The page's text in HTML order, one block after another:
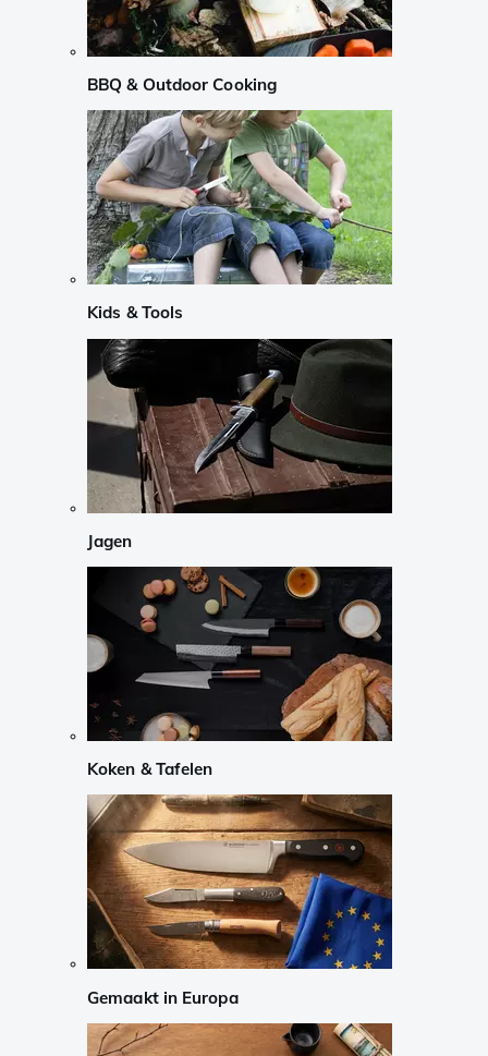
BBQ & Outdoor Cooking
Kids & Tools
Jagen
Koken & Tafelen
Gemaakt in Europa